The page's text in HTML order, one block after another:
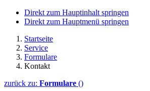
Direkt zum Hauptinhalt springen
Direkt zum Hauptmenü springen
Startseite
Service
Formulare
Kontakt
zurück zu: Formulare ()